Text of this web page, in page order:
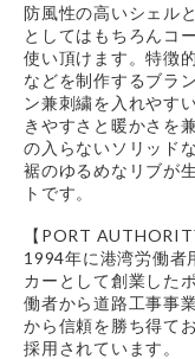
防風性の高いシェル
としてはもちろんコ
使い頂けます。特徴
などを制作するブラ
ン兼刺繍を入れやす
きやすさと暖かさを
の入らないソリッド
裾のゆるめなリブが
トです。
【PORT
1994年に港湾労働者
カーとして創業した
働者から道路工事事
から信頼を勝ち得て
採用されています。